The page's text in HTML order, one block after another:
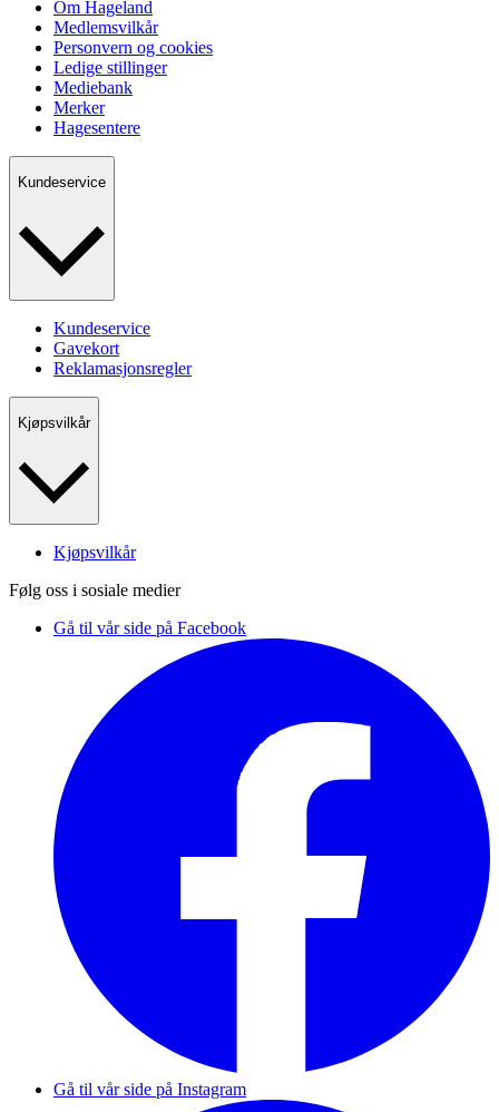
Om Hageland
Medlemsvilkår
Personvern og cookies
Ledige stillinger
Mediebank
Merker
Hagesentere
Kundeservice
Kundeservice
Gavekort
Reklamasjonsregler
Kjøpsvilkår
Kjøpsvilkår
Følg oss i sosiale medier
Gå til vår side på Facebook
Gå til vår side på Instagram